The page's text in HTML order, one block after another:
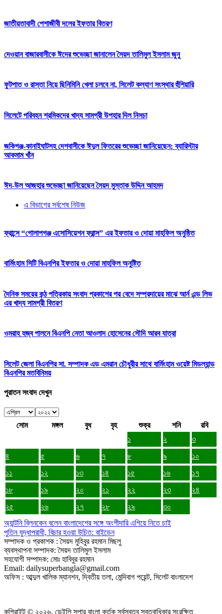
জাতীয়তাবাদী পেশাজীবী দলের ইফতার বিতরণ
দেওয়ান বাজারবাসীকে ঈদের শুভেচ্ছা জানালেন সৈয়দ তালিমুল ইসলাম জুনু
ফুটপাত ও রাস্তা নিয়ে ছিনিমিনি খেলা চলবে না, সিলেট কল্যাণ সংস্থার হুঁশিয়ারি
সিলেটে পরিবহন শ্রমিকদের খাদ্য সামগ্রী উপহার দিল নিসচা
জকিগঞ্জ-কানাইঘাটসহ দেশবাসীকে ঈদুল ফিতরের শুভেচ্ছা জানিয়েছেন: ব্যারিস্টার
আকমাম খাঁন
ঈদ-উল আজহার শুভেচ্ছা জানিয়েছেন সৈয়দ মুস্তাক উদ্দিন আহমদ
এ বিভাগের সর্বশেষ নিউজ
ফ্রান্সে “গোলাপগঞ্জ এসোসিয়েশন ফ্রান্স” এর ইফতার ও দোয়া মাহফিল অনুষ্ঠিত
বার্মিংহাম সিটি বিএনপির ইফতার ও দোয়া মাহফিল অনুষ্টিত
দৈনিক সময়ের কন্ঠ পত্রিকায় সংবাদ প্রকাশের পর বেদে সম্প্রদায়ের মাঝে আর্ন এন্ড লিভ
এর খাদ্য সামগ্রী বিতরণ
ওমরাহ হজ্ব পালনে বিএনপি নেতা আওলাদ হোসেনের সৌদি আরব যাত্রা
সিলেট জেলা বিএনপির সা. সম্পাদক এড এমরান চৌধুরীর সাথে বার্মিংহাম ওয়েষ্ট মিডল্যান্ড
বিএনপির মতবিনিময়
পুরাতন সংবাদ দেখুন
সোম মঙ্গল বুধ বৃহ শুক্র শনি
রবি
১
২
৩
৪
৫ ৬ ৭ ৮ ৯
১০
১১
১২ ১৩ ১৪ ১৫ ১৬
১৭
১৮
১৯ ২০ ২১ ২২ ২৩
২৪
২৫
২৬ ২৭ ২৮ ২৯
৩০
অ্যান্টনি ব্লিনকেন বলেন বাংলাদেশের সঙ্গে অংশীদারি এগিয়ে নিতে চাই
পুতিন যুদ্ধাপরাধী, বিচার হওয়া উচিত: বাইডেন
সম্পাদক ও প্রকাশক : সৈয়দ মুহিবুর রহমান মিছলু
ব্যবস্থাপনা সম্পাদক: সৈয়দ তালিমুল ইসলাম
সহযোগী সম্পাদক: মোঃ হাবিবুর রহমান
Email: dailysuperbangla@gmail.com
অফিস : আব্দুল খালিক ম্যানশন, দ্বিতীয় তলা, মেন্দিবাগ পয়েন্ট, সিলেট বাংলাদেশ
কপিরাইট © ২০২৬, ডেইলি সুপার বাংলা কর্তৃক সর্বস্বত্ব স্বত্বাধিকার সংরক্ষিত